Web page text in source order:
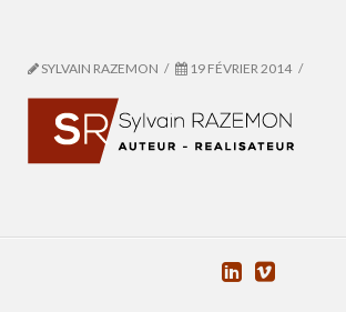
SYLVAIN RAZEMON 19 FÉVRIER 2014